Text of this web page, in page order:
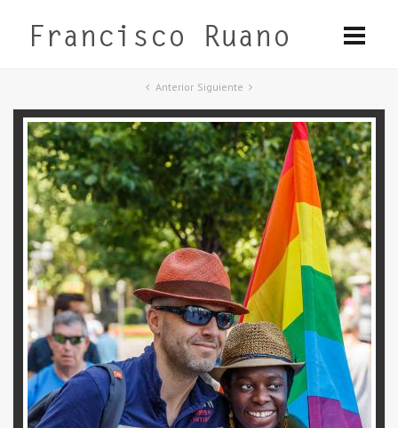
Anterior Siguiente